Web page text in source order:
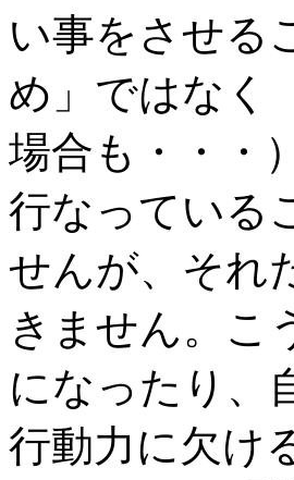
い事をさせる
め」ではなく
場合も・・・
行なっている
せんが、それ
きません。こ
になったり、
行動力に欠け